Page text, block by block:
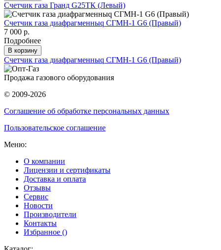
Счетчик газа Гранд G25ТК (Левый)
Счетчик газа диафрагменныq СГМН-1 G6 (Правый)
7 000 р.
Подробнее
В корзину
Счетчик газа диафрагменныq СГМН-1 G6 (Правый)
Продажа газового оборудования
© 2009-2026
Соглашение об обработке персональных данных
Пользовательское соглашение
Меню:
О компании
Лицензии и сертификаты
Доставка и оплата
Отзывы
Сервис
Новости
Производители
Контакты
Избранное ()